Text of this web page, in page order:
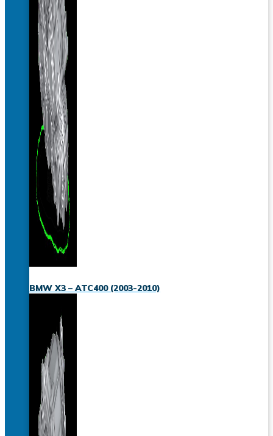
BMW X3 – ATC400 (2003-2010)